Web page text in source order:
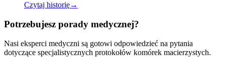
Czytaj historię→
Potrzebujesz porady medycznej?
Nasi eksperci medyczni są gotowi odpowiedzieć na pytania
dotyczące specjalistycznych protokołów komórek macierzystych.